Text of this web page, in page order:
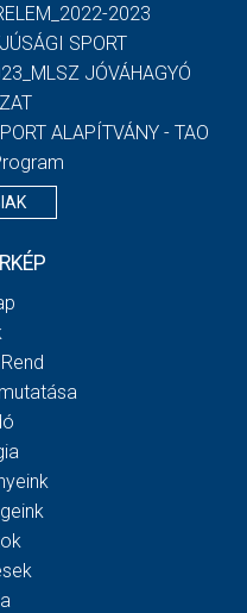
2023
SPORT
JÓVÁHAGYÓ
ALAPÍTVÁNY - TAO